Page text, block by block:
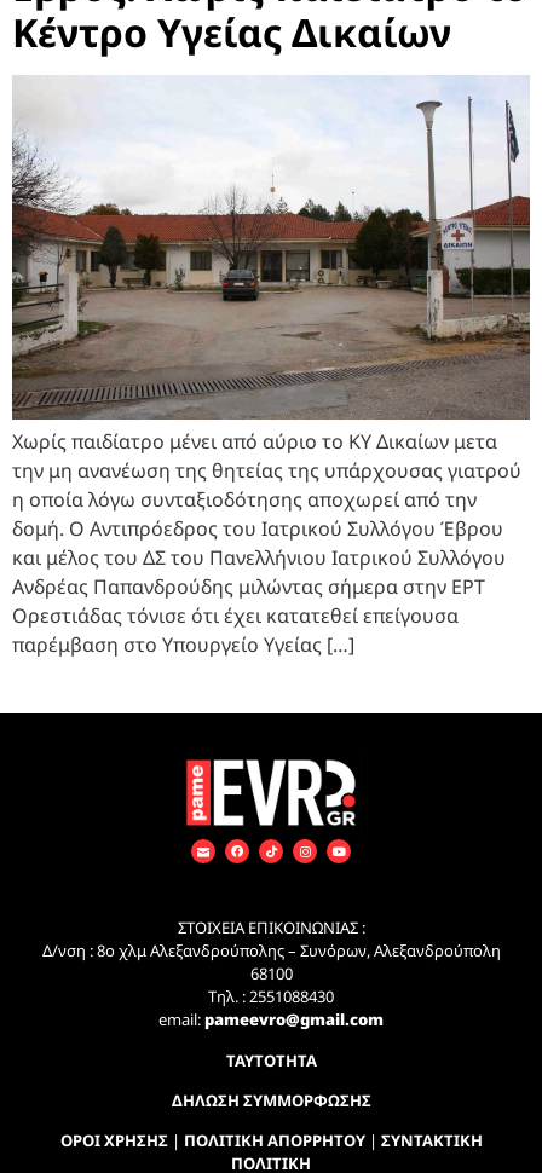
Κέντρο Υγείας Δικαίων
Χωρίς παιδίατρο μένει από αύριο το ΚΥ Δικαίων μετα
την μη ανανέωση της θητείας της υπάρχουσας γιατρού
η οποία λόγω συνταξιοδότησης αποχωρεί από την
δομή. Ο Αντιπρόεδρος του Ιατρικού Συλλόγου Έβρου
και μέλος του ΔΣ του Πανελλήνιου Ιατρικού Συλλόγου
Ανδρέας Παπανδρούδης μιλώντας σήμερα στην ΕΡΤ
Ορεστιάδας τόνισε ότι έχει κατατεθεί επείγουσα
παρέμβαση στο Υπουργείο Υγείας […]
ΣΤΟΙΧΕΙΑ ΕΠΙΚΟΙΝΩΝΙΑΣ :
Δ/νση : 8ο χλμ Αλεξανδρούπολης – Συνόρων, Αλεξανδρούπολη
68100
Τηλ. : 2551088430
email:pameevro@gmail.com
ΤΑΥΤΟΤΗΤΑ
ΔΗΛΩΣΗ ΣΥΜΜΟΡΦΩΣΗΣ
ΟΡΟΙ ΧΡΗΣΗΣ| ΠΟΛΙΤΙΚΗ ΑΠΟΡΡΗΤΟΥ| ΣΥΝΤΑΚΤΙΚΗ
ΠΟΛΙΤΙΚΗ